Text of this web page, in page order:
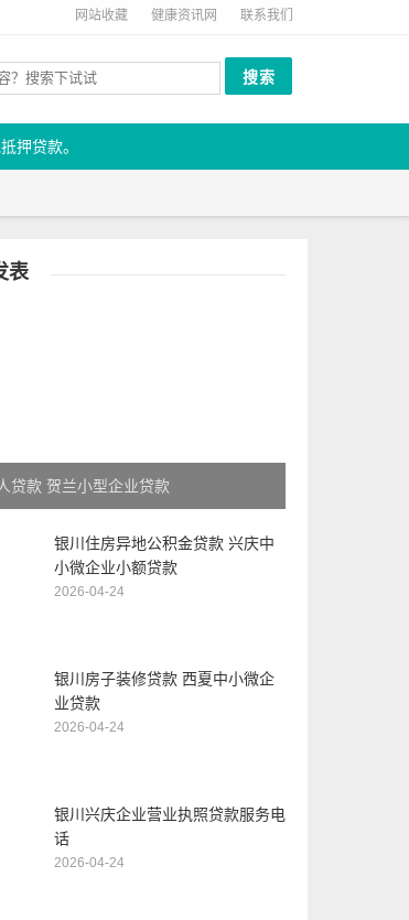
网站收藏 健康资讯网 联系我们
押贷款。
表
贷款 贺兰小型企业贷款
银川住房异地公积金贷款 兴庆中
小微企业小额贷款
2026-04-24
银川房子装修贷款 西夏中小微企
业贷款
2026-04-24
银川兴庆企业营业执照贷款服务电
话
2026-04-24